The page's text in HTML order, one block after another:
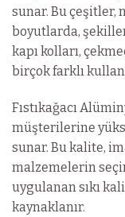
sunar. Bu çeşitler,
boyutlarda,
kapı kolları,
birçok farklı
Fıstıkağacı
müşterilerine
sunar. Bu kalite,
malzemelerin
uygulanan sıkı
kaynaklanır.